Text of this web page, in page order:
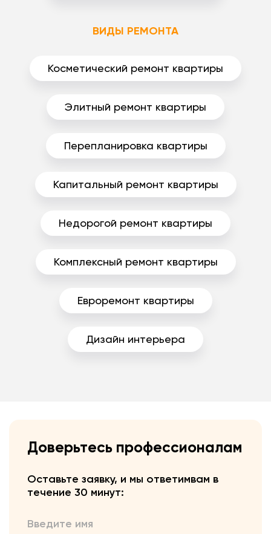
ВИДЫ РЕМОНТА
Косметический ремонт квартиры
Элитный ремонт квартиры
Перепланировка квартиры
Капитальный ремонт квартиры
Недорогой ремонт квартиры
Комплексный ремонт квартиры
Евроремонт квартиры
Дизайн интерьера
Доверьтесь профессионалам
Оставьте заявку, и мы ответимвам в
течение 30 минут:
Введите имя